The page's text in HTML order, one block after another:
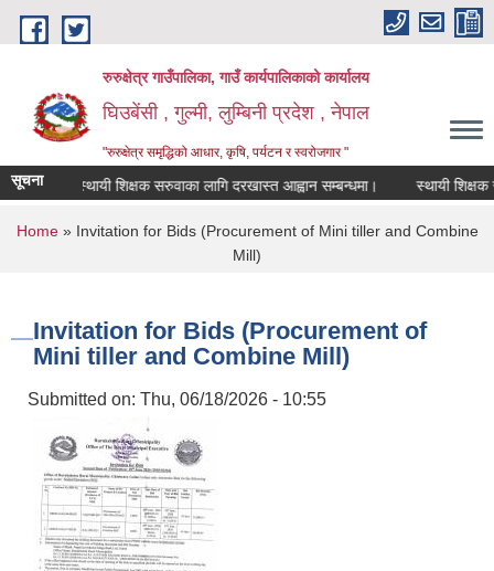
Skip to main content
रुरुक्षेत्र गाउँपालिका, गाउँ कार्यपालिकाको कार्यालय
घिउबेंसी , गुल्मी, लुम्बिनी प्रदेश , नेपाल
"रुरुक्षेत्र समृद्धिको आधार, कृषि, पर्यटन र स्वरोजगार "
सूचना स्थायी शिक्षक सरुवाका लागि दरखास्त आह्वान सम्बन्धमा। स्थायी शिक्षक
You are here
Home» Invitation for Bids (Procurement of Mini tiller and Combine
Mill)
Invitation for Bids (Procurement of
Mini tiller and Combine Mill)
Submitted on: Thu, 06/18/2026 - 10:55